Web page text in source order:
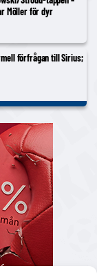
Möller för dyr
förfrågan till Sirius;